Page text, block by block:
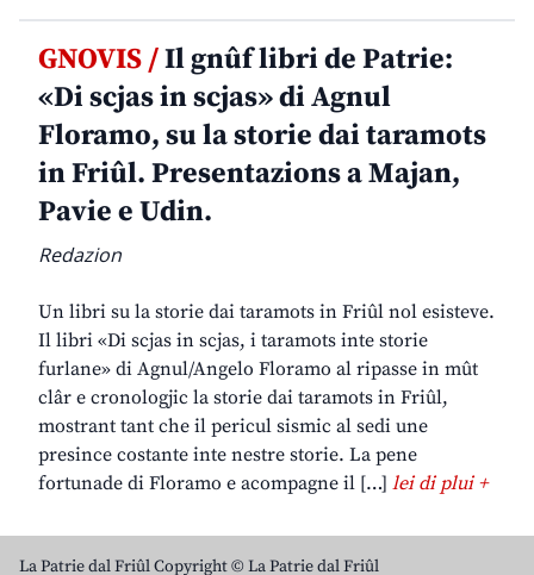
GNOVIS /Il gnûf libri de Patrie:
«Di scjas in scjas» di Agnul
Floramo, su la storie dai taramots
in Friûl. Presentazions a Majan,
Pavie e Udin.
Redazion
Un libri su la storie dai taramots in Friûl nol esisteve.
Il libri «Di scjas in scjas, i taramots inte storie
furlane» di Agnul/Angelo Floramo al ripasse in mût
clâr e cronologjic la storie dai taramots in Friûl,
mostrant tant che il pericul sismic al sedi une
presince costante inte nestre storie. La pene
fortunade di Floramo e acompagne il […] lei di plui +
La Patrie dal Friûl Copyright © La Patrie dal Friûl